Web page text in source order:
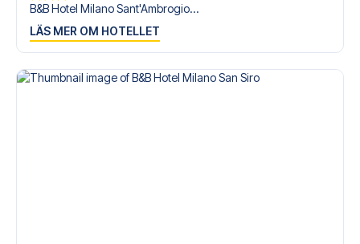
B&B Hotel Milano Sant'Ambrogio...
LÄS MER OM HOTELLET